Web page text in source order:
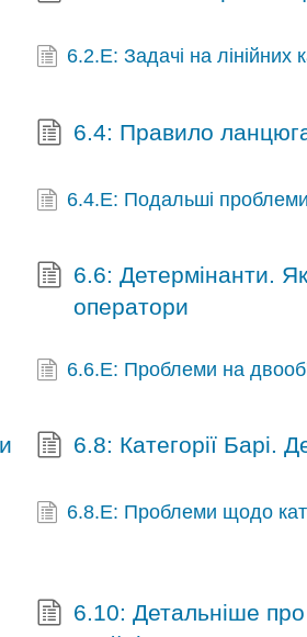
6.2.E: Задачі на лінійних
6.4: Правило
6.4.E: Подальші
6.6: Детермінанти.
оператори
6.6.E: Проблеми на
6.8: Категорії Барі.
6.8.E: Проблеми щодо
6.10: Детальніше